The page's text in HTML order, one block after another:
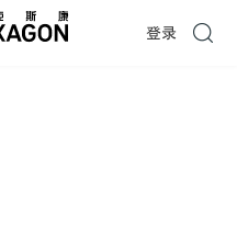
登录